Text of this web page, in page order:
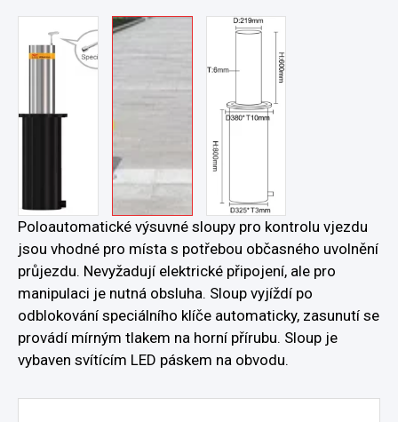
Poloautomatické výsuvné sloupy pro kontrolu vjezdu
jsou vhodné pro místa s potřebou občasného uvolnění
průjezdu. Nevyžadují elektrické připojení, ale pro
manipulaci je nutná obsluha. Sloup vyjíždí po
odblokování speciálního klíče automaticky, zasunutí se
provádí mírným tlakem na horní přírubu. Sloup je
vybaven svítícím LED páskem na obvodu.